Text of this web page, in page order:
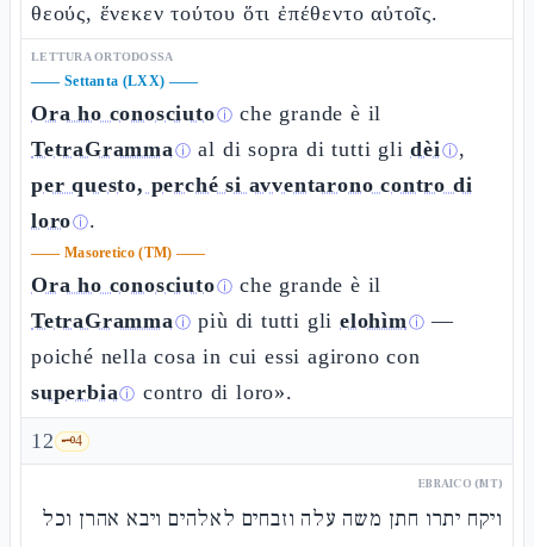
θεούς, ἕνεκεν τούτου ὅτι ἐπέθεντο αὐτοῖς.
LETTURA ORTODOSSA
—— Settanta (LXX) ——
Ora ho conosciutoⓘ che grande è il
TetraGrammaⓘ al di sopra di tutti glidèiⓘ,
per questo, perché si avventarono contro di
loroⓘ.
—— Masoretico (TM) ——
Ora ho conosciutoⓘ che grande è il
TetraGrammaⓘ più di tutti glielohìmⓘ —
poiché nella cosa in cui essi agirono con
superbiaⓘ contro di loro».
12 🗝️4
EBRAICO (MT)
ויקח יתרו חתן משה עלה וזבחים לאלהים ויבא אהרן וכל